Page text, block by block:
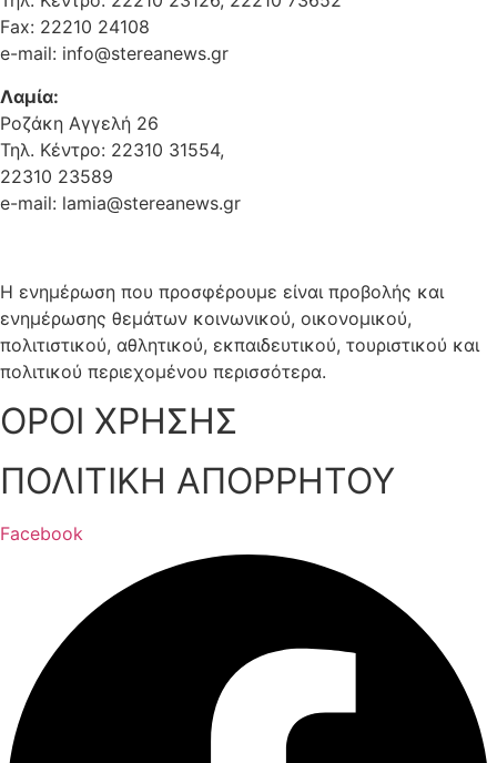
Fax: 22210 24108
e-mail: info@stereanews.gr
Λαμία:
Ροζάκη Αγγελή 26
Τηλ. Κέντρο: 22310 31554,
22310 23589
e-mail: lamia@stereanews.gr
Η ενημέρωση που προσφέρουμε είναι προβολής και
ενημέρωσης θεμάτων κοινωνικού, οικονομικού,
πολιτιστικού, αθλητικού, εκπαιδευτικού, τουριστικού και
πολιτικού περιεχομένου περισσότερα.
ΟΡΟΙ ΧΡΗΣΗΣ
ΠΟΛΙΤΙΚΗ ΑΠΟΡΡΗΤΟΥ
Facebook